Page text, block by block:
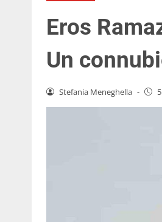
Eros
Un
Stefania Meneghella -